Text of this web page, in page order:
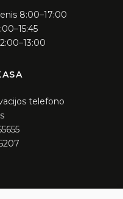
8:00–17:00
telefono